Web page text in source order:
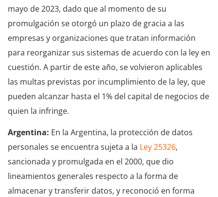
mayo de 2023, dado que al momento de su
promulgación se otorgó un plazo de gracia a las
empresas y organizaciones que tratan información
para reorganizar sus sistemas de acuerdo con la ley en
cuestión. A partir de este año, se volvieron aplicables
las multas previstas por incumplimiento de la ley, que
pueden alcanzar hasta el 1% del capital de negocios de
quien la infringe.
Argentina: En la Argentina, la protección de datos
personales se encuentra sujeta a la Ley 25326,
sancionada y promulgada en el 2000, que dio
lineamientos generales respecto a la forma de
almacenar y transferir datos, y reconoció en forma